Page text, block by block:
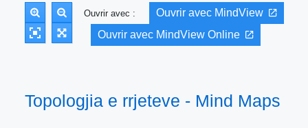
Ouvrir avec :
Ouvrir avec MindView
Ouvrir avec MindView Online
Topologjia e rrjeteve - Mind Maps